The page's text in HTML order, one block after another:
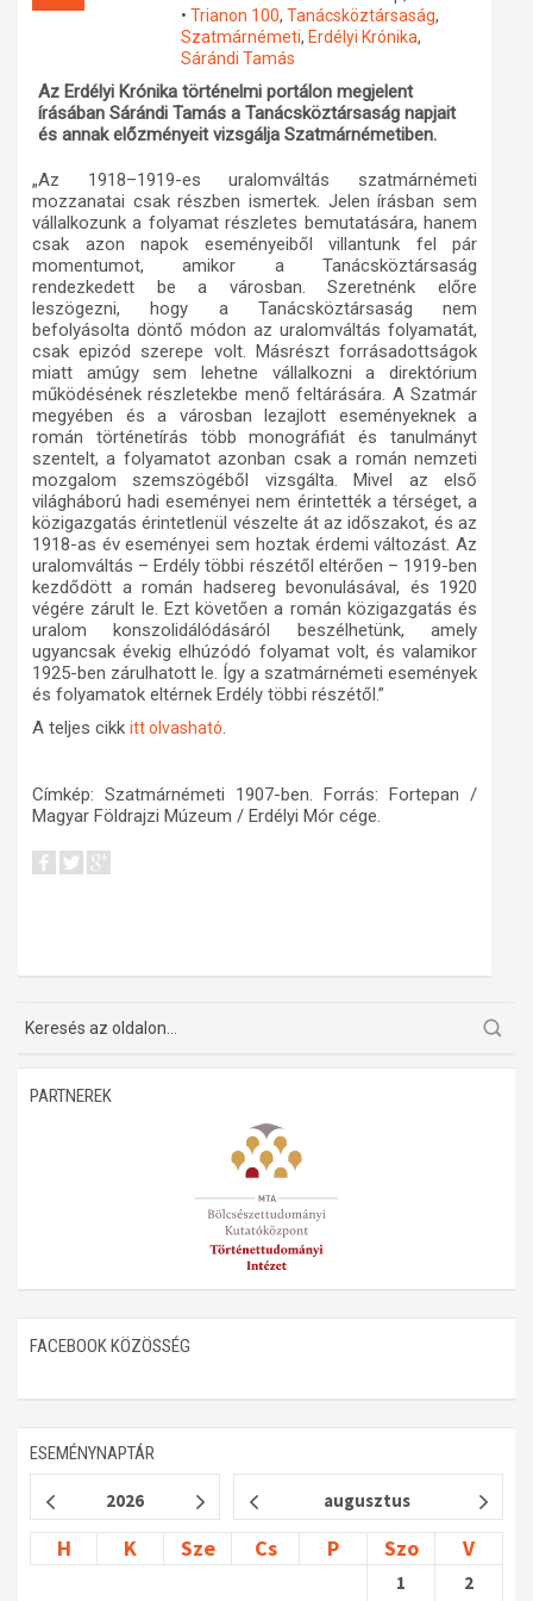
Műhelymunkák
• Trianon 100, Tanácsköztársaság,
Szatmárnémeti, Erdélyi Krónika,
Sárándi Tamás
Az Erdélyi Krónika történelmi portálon megjelent
írásában Sárándi Tamás a Tanácsköztársaság napjait
és annak előzményeit vizsgálja Szatmárnémetiben.
„Az 1918–1919-es uralomváltás szatmárnémeti
mozzanatai csak részben ismertek. Jelen írásban sem
vállalkozunk a folyamat részletes bemutatására, hanem
csak azon napok eseményeiből villantunk fel pár
momentumot, amikor a Tanácsköztársaság
rendezkedett be a városban. Szeretnénk előre
leszögezni, hogy a Tanácsköztársaság nem
befolyásolta döntő módon az uralomváltás folyamatát,
csak epizód szerepe volt. Másrészt forrásadottságok
miatt amúgy sem lehetne vállalkozni a direktórium
működésének részletekbe menő feltárására. A Szatmár
megyében és a városban lezajlott eseményeknek a
román történetírás több monográfiát és tanulmányt
szentelt, a folyamatot azonban csak a román nemzeti
mozgalom szemszögéből vizsgálta. Mivel az első
világháború hadi eseményei nem érintették a térséget, a
közigazgatás érintetlenül vészelte át az időszakot, és az
1918-as év eseményei sem hoztak érdemi változást. Az
uralomváltás – Erdély többi részétől eltérően – 1919-ben
kezdődött a román hadsereg bevonulásával, és 1920
végére zárult le. Ezt követően a román közigazgatás és
uralom konszolidálódásáról beszélhetünk, amely
ugyancsak évekig elhúzódó folyamat volt, és valamikor
1925-ben zárulhatott le. Így a szatmárnémeti események
és folyamatok eltérnek Erdély többi részétől.”
A teljes cikk itt olvasható.
Címkép: Szatmárnémeti 1907-ben. Forrás: Fortepan /
Magyar Földrajzi Múzeum / Erdélyi Mór cége.
PARTNEREK
FACEBOOK KÖZÖSSÉG
ESEMÉNYNAPTÁR
2026 augusztus
H K Sze Cs P Szo V
1 2